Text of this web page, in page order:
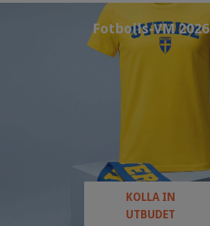
Fotbolls-VM 2026
KOLLA IN
UTBUDET